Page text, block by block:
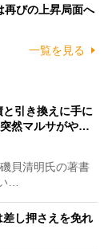
再びの上昇局面へ
一覧を見る
と引き換えに手に
然マルサがや…
貝清明氏の著書
…
し押さえを免れ